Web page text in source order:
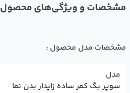
مشخصات و ویژگی‌های محصول
مشخصات مدل محصول :
مدل
سوپر بگ کمر ساده زاپدار بدن نما